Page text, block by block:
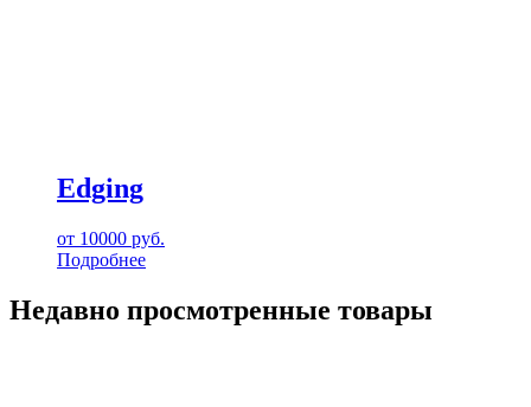
Edging
от 10000 руб.
Подробнее
Недавно просмотренные товары